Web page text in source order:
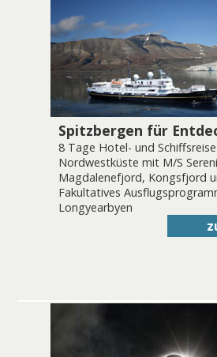
Spitzbergen für
8 Tage Hotel- und
Nordwestküste mit M/S
Magdalenefjord, Kongsfjord
Fakultatives
Longyearbyen